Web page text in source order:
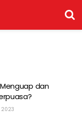
dan
2023